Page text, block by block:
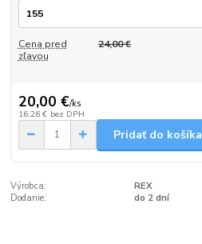
Cena pred
zľavou
24,00 €
20,00 €/ks
16,26 € bez DPH
Pridať do košíka
Výrobca:
REX
Dodanie:
do 2 dní